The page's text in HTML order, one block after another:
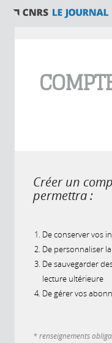
Créer un
permettra :
De conserver vos
De personnaliser
De sauvegarder
lecture ultérieure
De gérer vos
* renseignements